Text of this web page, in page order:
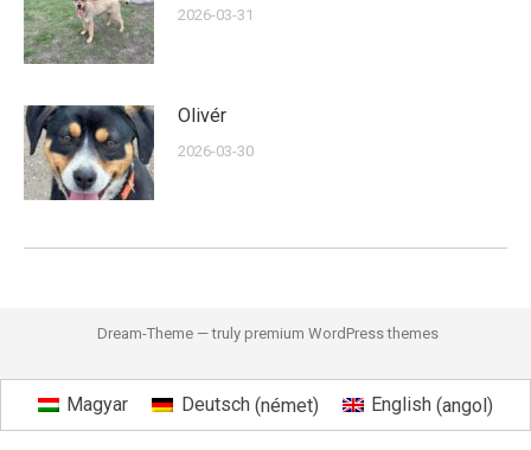
2026-03-31
Olivér
2026-03-30
Dream-Theme — truly premium WordPress themes
Magyar Deutsch(német) English (angol)